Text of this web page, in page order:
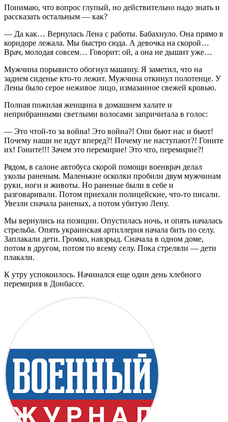
Понимаю, что вопрос глупый, но действительно надо знать и
рассказать остальным — как?
— Да как… Вернулась Лена с работы. Бабахнуло. Она прямо в
коридоре лежала. Мы быстро сюда. А девочка на скорой…
Врач, молодая совсем… Говорит: ой, а она не дышит уже…
Мужчина порывисто обогнул машину. Я заметил, что на
заднем сиденье кто-то лежит. Мужчина откинул полотенце. У
Лены было серое неживое лицо, измазанное свежей кровью.
Полная пожилая женщина в домашнем халате и
неприбранными светлыми волосами запричитала в голос:
— Это чтой-то за война! Это война?! Они бьют нас и бьют!
Почему наши не идут вперед?! Почему не наступают?! Гоните
их! Гоните!!! Зачем это перемирие! Это что, перемирие?!
Рядом, в салоне автобуса скорой помощи военврач делал
уколы раненым. Маленькие осколки пробили двум мужчинам
руки, ноги и животы. Но раненые были в себе и
разговаривали. Потом приехали полицейские, что-то писали.
Увезли сначала раненых, а потом убитую Лену.
Мы вернулись на позиции. Опустилась ночь, и опять началась
стрельба. Опять украинская артиллерия начала бить по селу.
Заплакали дети. Громко, навзрыд. Сначала в одном доме,
потом в другом, потом по всему селу. Пока стреляли — дети
плакали.
К утру успокоилось. Начинался еще один день хлебного
перемирия в Донбассе.